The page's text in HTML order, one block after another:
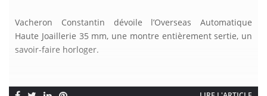
Vacheron Constantin dévoile l’Overseas Automatique
Haute Joaillerie 35 mm, une montre entièrement sertie, un
savoir-faire horloger.